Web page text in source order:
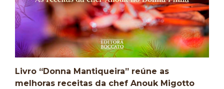
Livro “Donna Mantiqueira” reúne as
melhoras receitas da chef Anouk Migotto